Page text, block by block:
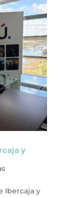
y
Ibercaja y